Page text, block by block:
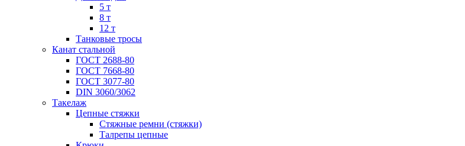
5 т
8 т
12 т
Танковые тросы
Канат стальной
ГОСТ 2688-80
ГОСТ 7668-80
ГОСТ 3077-80
DIN 3060/3062
Такелаж
Цепные стяжки
Стяжные ремни (стяжки)
Талрепы цепные